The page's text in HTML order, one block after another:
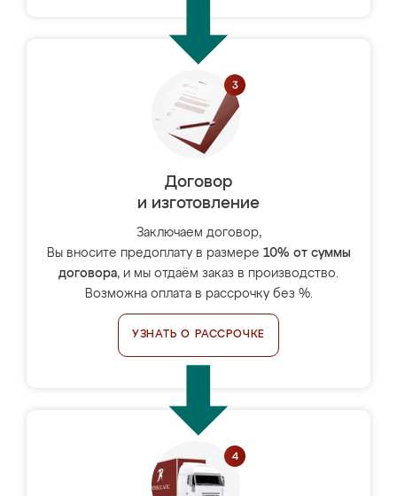
Договор
и изготовление
Заключаем договор,
Вы вносите предоплату в размере 10% от суммы
договора, и мы отдаём заказ в производство.
Возможна оплата в рассрочку без %.
УЗНАТЬ О РАССРОЧКЕ